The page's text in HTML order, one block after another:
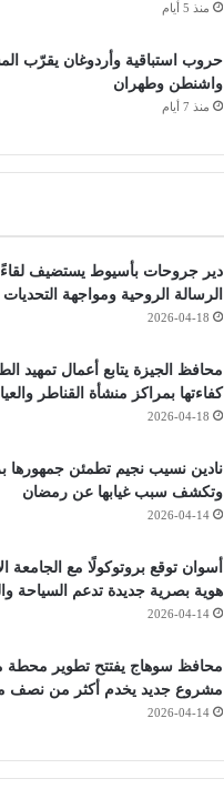
منذ 5 أيام
حروب استباقية وأردوغان يقرّب
واشنطن وطهران
منذ 7 أيام
دير جروحات بأسيوط يستضيف لقاءً
الرسالة الروحية ومواجهة التحديات
2026-04-18
محافظ الجيزة يتابع أعمال تمهيد
كفاءتها بمراكز منشأة القناطر
2026-04-18
نادين نسيب نجيم تطمئن جمهورها
وتكشف سبب غيابها عن رمضان
2026-04-14
أسوان توقع بروتوكولًا مع الجامعة
هوية بصرية جديدة تدعم السياحة
2026-04-14
محافظ سوهاج يفتتح تطوير محطة
مشروع جديد يخدم أكثر من نصف
2026-04-14